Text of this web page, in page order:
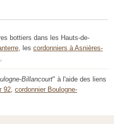
bottiers dans les Hauts-de-
, les cordonniers à Asnières-
Billancourt" à l'aide des liens
92 cordonnier Boulogne-